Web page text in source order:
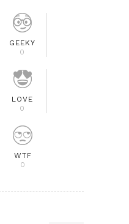
GEEKY
0
LOVE
0
WTF
0